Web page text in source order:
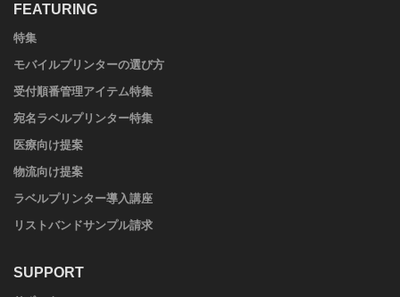
FEATURING
特集
モバイルプリンターの選び方
受付順番管理アイテム特集
宛名ラベルプリンター特集
医療向け提案
物流向け提案
ラベルプリンター導入講座
リストバンドサンプル請求
SUPPORT